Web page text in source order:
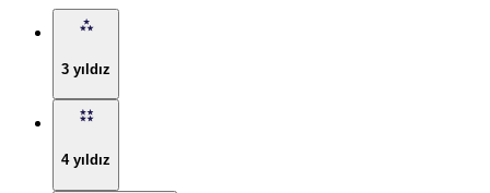
3 yıldız
4 yıldız